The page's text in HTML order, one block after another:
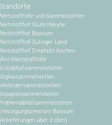
und Sammelstellen
Stuhr/Weyhe
Bassum
Sulinger Land
Diepholz-Aschen
Wertstoffhöfe
Bassum
über 3 cbm)